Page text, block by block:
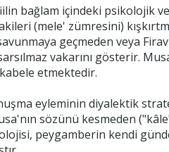
bağlam içindeki psikolojik
(mele' zümresini)
geçmeden veya
vakarını gösterir.
etmektedir.
eyleminin diyalektik
sözünü kesmeden
peygamberin kendi